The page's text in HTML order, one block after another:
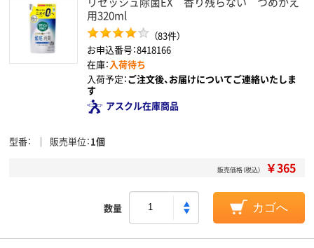
用320ml
（83件）
お申込番号：8418166
在庫：入荷待ち
入荷予定：ご注文後、お届けについてご連絡いたしま
す
アスクル在庫商品
型番 販売単位 1個
販売価格（税込） ￥365
数量 カゴへ